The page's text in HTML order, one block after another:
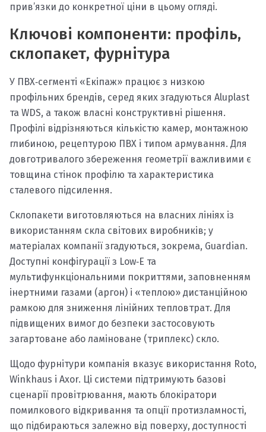
прив’язки до конкретної ціни в цьому огляді.
Ключові компоненти: профіль,
склопакет, фурнітура
У ПВХ‑сегменті «Екіпаж» працює з низкою
профільних брендів, серед яких згадуються Aluplast
та WDS, а також власні конструктивні рішення.
Профілі відрізняються кількістю камер, монтажною
глибиною, рецептурою ПВХ і типом армування. Для
довготривалого збереження геометрії важливими є
товщина стінок профілю та характеристика
сталевого підсилення.
Склопакети виготовляються на власних лініях із
використанням скла світових виробників; у
матеріалах компанії згадуються, зокрема, Guardian.
Доступні конфігурації з Low‑E та
мультифункціональними покриттями, заповненням
інертними газами (аргон) і «теплою» дистанційною
рамкою для зниження лінійних тепловтрат. Для
підвищених вимог до безпеки застосовують
загартоване або ламіноване (триплекс) скло.
Щодо фурнітури компанія вказує використання Roto,
Winkhaus і Axor. Ці системи підтримують базові
сценарії провітрювання, мають блокіратори
помилкового відкривання та опції протизламності,
що підбираються залежно від поверху, доступності